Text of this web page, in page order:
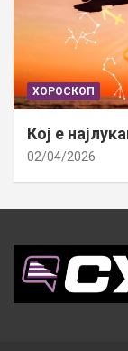
ХОРОСКОП
Кој е
02/04/2026